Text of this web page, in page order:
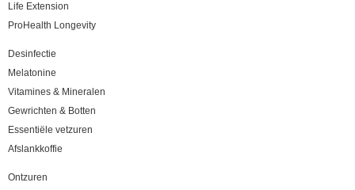
Life Extension
ProHealth Longevity
Desinfectie
Melatonine
Vitamines & Mineralen
Gewrichten & Botten
Essentiële vetzuren
Afslankkoffie
Ontzuren